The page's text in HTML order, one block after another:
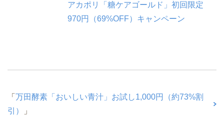
アカポリ「糖ケアゴールド」初回限定
970円（69%OFF）キャンペーン
「 万田酵素「おいしい青汁」お試し1,000円（約73%割
引）
」